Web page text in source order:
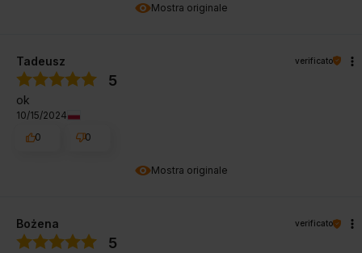
Mostra originale
Mostra originale
Tadeusz verificato
5
ok
10/15/2024
0
0
Bożena verificato
5